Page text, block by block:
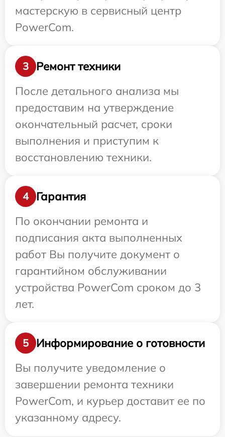
мастерскую в сервисный центр
PowerCom.
3
Ремонт техники
После детального анализа мы
предоставим на утверждение
окончательный расчет, сроки
выполнения и приступим к
восстановлению техники.
4
Гарантия
По окончании ремонта и
подписания акта выполненных
работ Вы получите документ о
гарантийном обслуживании
устройства PowerCom сроком до 3
лет.
5
Информирование о готовности
Вы получите уведомление о
завершении ремонта техники
PowerCom, и курьер доставит ее по
указанному адресу.